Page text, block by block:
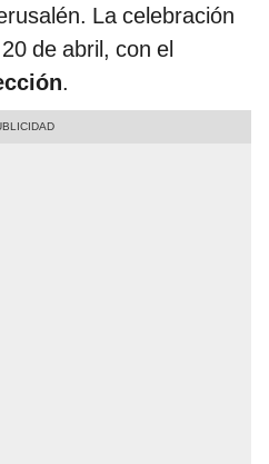
La celebración
de abril, con el
.